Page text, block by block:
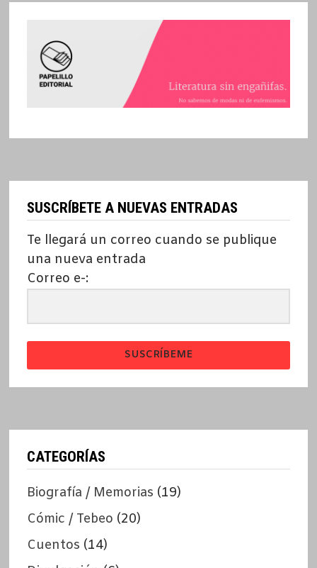
SUSCRÍBETE A NUEVAS ENTRADAS
Te llegará un correo cuando se publique
una nueva entrada
Correo e-:
SUSCRÍBEME
CATEGORÍAS
Biografía / Memorias (19)
Cómic / Tebeo (20)
Cuentos (14)